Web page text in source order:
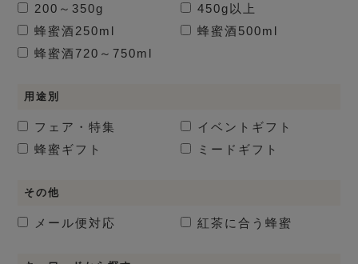
200～350g
450g以上
蜂蜜酒 250ml 蜂蜜酒 500ml
蜂蜜酒720～750ml
用途別
フェア・特集
イベントギフト
蜂蜜ギフト
ミードギフト
その他
メール便対応 紅茶に合う蜂蜜